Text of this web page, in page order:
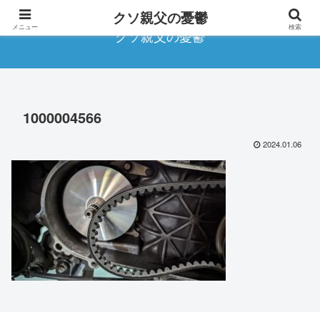
クソ親父の憂鬱
1000004566
2024.01.06
メニュー クソ親父の憂鬱 検索